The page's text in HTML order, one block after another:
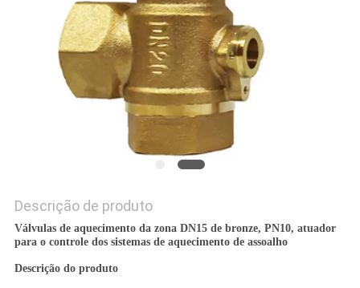
Descrição de produto
Válvulas de aquecimento da zona DN15 de bronze, PN10, atuador
para o controle dos sistemas de aquecimento de assoalho
Descrição do produto